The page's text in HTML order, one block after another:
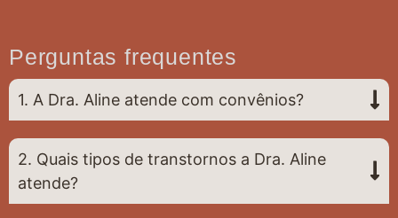
Perguntas frequentes
1. A Dra. Aline atende com convênios?
2. Quais tipos de transtornos a Dra. Aline
atende?